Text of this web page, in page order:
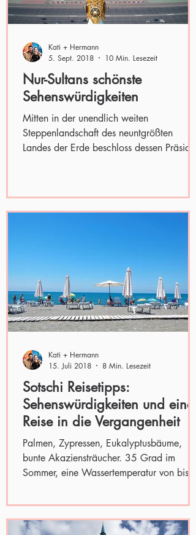
Nur-Sultans schönste
Sehenswürdigkeiten
Mitten in der unendlich weiten
Steppenlandschaft des neuntgrößten
Landes der Erde beschloss dessen Präsident
Kati + Hermann
5. Sept. 2018
10 Min. Lesezeit
Sotschi Reisetipps:
Sehenswürdigkeiten und eine
Reise in die Vergangenheit
Palmen, Zypressen, Eukalyptusbäume,
bunte Akaziensträucher. 35 Grad im
Sommer, eine Wassertemperatur von bis zu
Kati + Hermann
15. Juli 2018
8 Min. Lesezeit